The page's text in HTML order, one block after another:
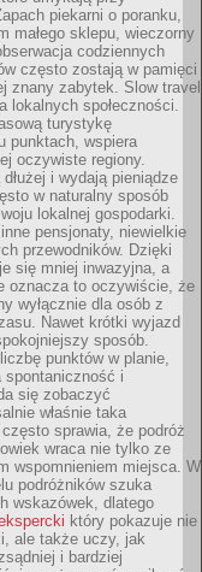
piekarni o poranku,
małego sklepu, wieczorny
codziennych
często zostają w pamięci
znany zabytek. Slow travel
lokalnych społeczności.
turystykę
punktach, wspiera
oczywiste regiony.
i wydają pieniądze
w naturalny sposób
lokalnej gospodarki.
pensjonaty, niewielkie
przewodników. Dzięki
się mniej inwazyjna, a
oznacza to oczywiście, że
wyłącznie dla osób z
Nawet krótki wyjazd
sposób.
punktów w planie,
spontaniczność i
się zobaczyć
właśnie taka
sprawia, że podróż
wraca nie tylko ze
wspomnieniem miejsca. W
podróżników szuka
wskazówek, dlatego
który pokazuje nie
ale także uczy, jak
i bardziej